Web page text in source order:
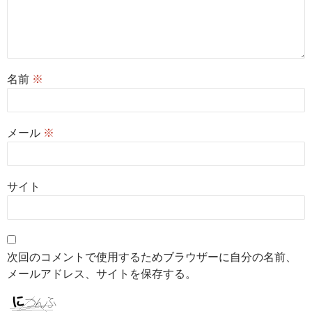
名前 ※
メール ※
サイト
次回のコメントで使用するためブラウザーに自分の名前、
メールアドレス、サイトを保存する。